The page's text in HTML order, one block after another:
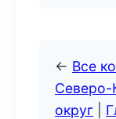
← Все
Северо-
округ